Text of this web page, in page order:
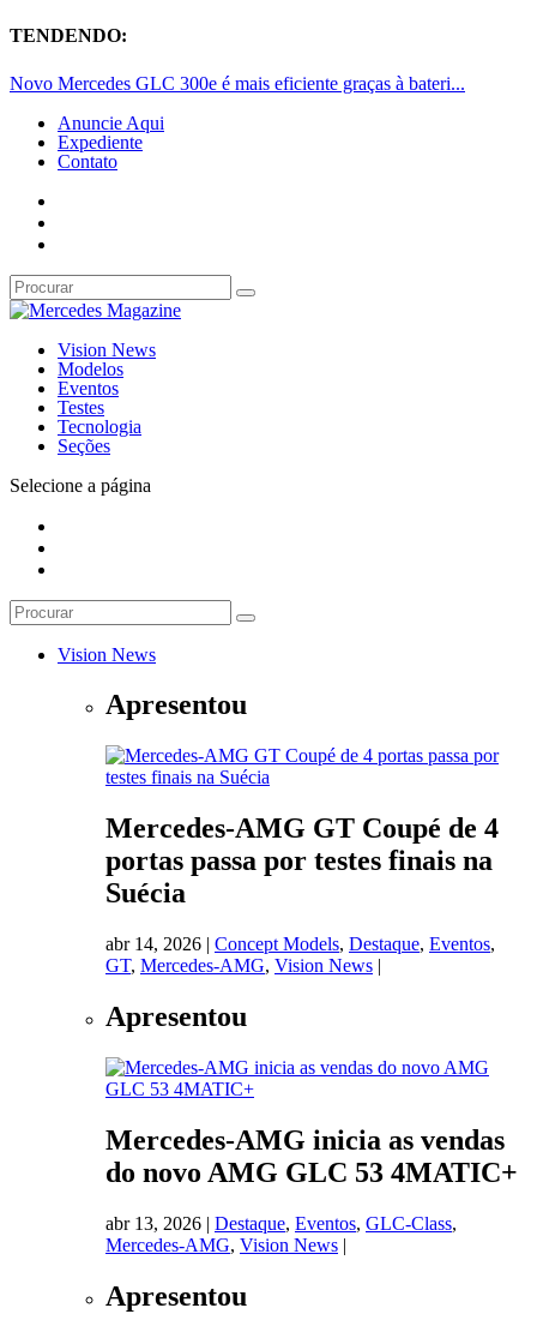
TENDENDO:
Novo Mercedes GLC 300e é mais eficiente graças à bateri...
Anuncie Aqui
Expediente
Contato
Vision News
Modelos
Eventos
Testes
Tecnologia
Seções
Selecione a página
Vision News
Apresentou
Mercedes-AMG GT Coupé de 4
portas passa por testes finais na
Suécia
abr 14, 2026 | Concept Models, Destaque, Eventos,
GT, Mercedes-AMG, Vision News |
Apresentou
Mercedes-AMG inicia as vendas
do novo AMG GLC 53 4MATIC+
abr 13, 2026 | Destaque, Eventos, GLC-Class,
Mercedes-AMG, Vision News |
Apresentou